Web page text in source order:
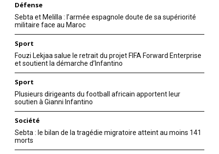
Défense
Sebta et Melilla : l’armée espagnole doute de sa supériorité
militaire face au Maroc
Sport
Fouzi Lekjaa salue le retrait du projet FIFA Forward Enterprise
et soutient la démarche d’Infantino
Sport
Plusieurs dirigeants du football africain apportent leur
soutien à Gianni Infantino
Société
Sebta : le bilan de la tragédie migratoire atteint au moins 141
morts